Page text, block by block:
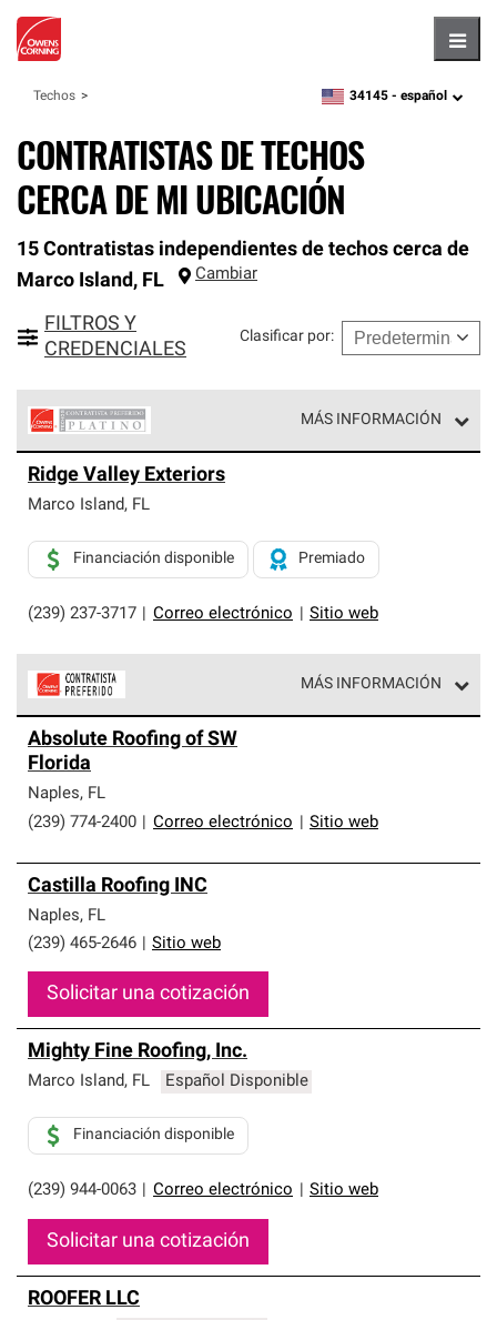
Techos zipcode,language
34145 - español
CONTRATISTAS DE TECHOS
CERCA DE MI UBICACIÓN
15 Contratistas independientes de techos cerca de
Marco Island, FL Cambiar
FILTROS Y
CREDENCIALES
Clasificar por:
MÁS INFORMACIÓN
Corning constituyen el nivel superior de nuestra red
exclusiva y cumplen con estándares estrictos de
Solo ellos pueden ofrecer nuestra mejor garantía de
sistemas de techos.
Ridge Valley Exteriors
Marco Island, FL
(239) 237-3717 Correo electrónico Sitio web
Financiación disponible Premiado
MÁS INFORMACIÓN
parte de una red exclusiva de profesionales de techos
que cumplen con altos estándares y requisitos estrictos
de profesionalismo y confiabilidad.
Absolute Roofing of SW
Florida
Naples, FL
(239) 774-2400
Correo electrónico Sitio web
Castilla Roofing INC
Naples, FL
(239) 465-2646
Sitio web
Solicitar una cotización
Mighty Fine Roofing, Inc.
Marco Island, FL Español Disponible
(239) 944-0063 Correo electrónico Sitio web
Financiación disponible
Solicitar una cotización
ROOFER LLC